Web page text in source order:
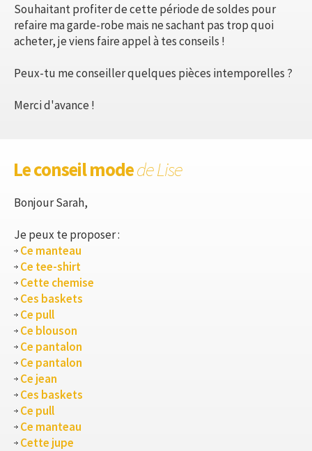
Souhaitant profiter de cette période de soldes pour
refaire ma garde-robe mais ne sachant pas trop quoi
acheter, je viens faire appel à tes conseils !
Peux-tu me conseiller quelques pièces intemporelles ?
Merci d'avance !
Le conseil modede Lise
Bonjour Sarah,
Je peux te proposer :
Ce manteau
Ce tee-shirt
Cette chemise
Ces baskets
Ce pull
Ce blouson
Ce pantalon
Ce pantalon
Ce jean
Ces baskets
Ce pull
Ce manteau
Cette jupe